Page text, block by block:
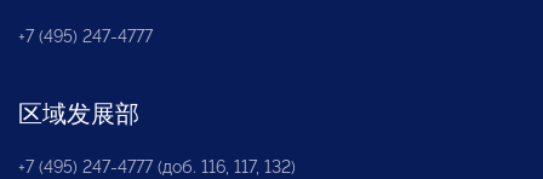
+7 (495) 247-4777
区域发展部
+7 (495) 247-4777 (доб. 116, 117, 132)